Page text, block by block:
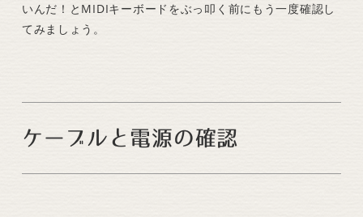
いんだ！とMIDIキーボードをぶっ叩く前にもう一度確認し
てみましょう。
ケーブルと電源の確認